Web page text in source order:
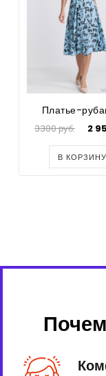
Платье-
3300 руб. 2
В КОРЗИНУ